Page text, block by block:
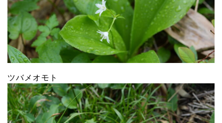
ツバメオモト